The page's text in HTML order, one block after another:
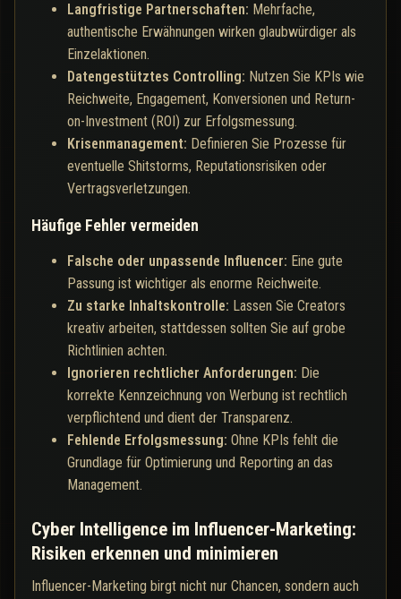
Langfristige Partnerschaften: Mehrfache,
authentische Erwähnungen wirken glaubwürdiger als
Einzelaktionen.
Datengestütztes Controlling: Nutzen Sie KPIs wie
Reichweite, Engagement, Konversionen und Return-
on-Investment (ROI) zur Erfolgsmessung.
Krisenmanagement: Definieren Sie Prozesse für
eventuelle Shitstorms, Reputationsrisiken oder
Vertragsverletzungen.
Häufige Fehler vermeiden
Falsche oder unpassende Influencer: Eine gute
Passung ist wichtiger als enorme Reichweite.
Zu starke Inhaltskontrolle: Lassen Sie Creators
kreativ arbeiten, stattdessen sollten Sie auf grobe
Richtlinien achten.
Ignorieren rechtlicher Anforderungen: Die
korrekte Kennzeichnung von Werbung ist rechtlich
verpflichtend und dient der Transparenz.
Fehlende Erfolgsmessung: Ohne KPIs fehlt die
Grundlage für Optimierung und Reporting an das
Management.
Cyber Intelligence im Influencer-Marketing:
Risiken erkennen und minimieren
Influencer-Marketing birgt nicht nur Chancen, sondern auch